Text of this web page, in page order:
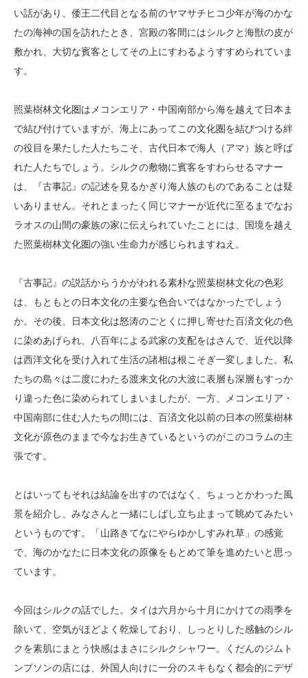
い話があり、倭王二代目となる前のヤマサチヒコ少年が海のかな
たの海神の国を訪れたとき、宮殿の客間にはシルクと海獣の皮が
敷かれ、大切な賓客としてその上にすわるようすすめられていま
す。
照葉樹林文化圏はメコンエリア・中国南部から海を越えて日本ま
で結び付けていますが、海上にあってこの文化圏を結びつける絆
の役目を果たした人たちこそ、古代日本で海人（アマ）族と呼ば
れた人たちでしょう。シルクの敷物に賓客をすわらせるマナー
は、『古事記』の記述を見るかぎり海人族のものであることは疑
いありません。それとまったく同じマナーが近代に至るまでなお
ラオスの山間の豪族の家に伝えられていたことには、国境を越え
た照葉樹林文化圏の強い生命力が感じられますねえ。
『古事記』の説話からうかがわれる素朴な照葉樹林文化の色彩
は、もともとの日本文化の主要な色合いではなかったでしょう
か。その後、日本文化は怒涛のごとくに押し寄せた百済文化の色
に染めあげられ、八百年による武家の支配をはさんで、近代以降
は西洋文化を受け入れて生活の諸相は根こそぎ一変しました。私
たちの島々は二度にわたる渡来文化の大波に表層も深層もすっか
り違った色に染められてしまいましたが、一方、メコンエリア・
中国南部に住む人たちの間には、百済文化以前の日本の照葉樹林
文化が原色のままで今なお生きているというのがこのコラムの主
張です。
とはいってもそれは結論を出すのではなく、ちょっとかわった風
景を紹介し、みなさんと一緒にしばし立ち止まって眺めてみたい
というものです。「山路きてなにやらゆかしすみれ草」の感覚
で、海のかなたに日本文化の原像をもとめて筆を進めたいと思っ
ています。
今回はシルクの話でした。タイは六月から十月にかけての雨季を
除いて、空気がほどよく乾燥しており、しっとりした感触のシル
クを素肌にまとう快感はまさにシルクシャワー。くだんのジムト
ンプソンの店には、外国人向けに一分のスキもなく都会的にデザ